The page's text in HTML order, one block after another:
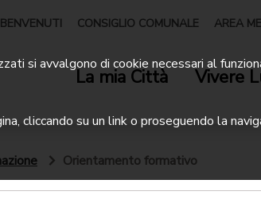
BENVENUTI CONSIGLIO COMUNALE AREA
La mia Città Vivere
Orientamento formativo
si avvalgono di cookie necessari al
cliccando su un link o proseguendo la